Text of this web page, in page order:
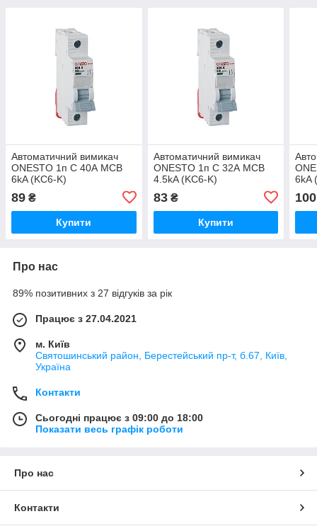
Автоматичний вимикач
ONESTO 1п С 40А MCB
6kA (KC6-K)
89 ₴
Купити
Автоматичний вимикач
ONESTO 1п С 32А MCB
4.5kA (KC6-K)
83₴
Купити
6kA
100
Про нас
89% позитивних з 27 відгуків за рік
Працює з 27.04.2021
м. Київ
Святошинський район, Берестейський пр-т, б.67, Київ,
Україна
Контакти
Сьогодні працює з 09:00 до 18:00
Показати весь графік роботи
Про нас
Контакти